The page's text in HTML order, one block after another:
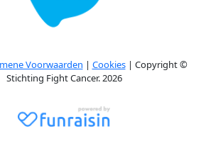
Voorwaarden | Cookies| Copyright ©
Stichting Fight Cancer. 2026